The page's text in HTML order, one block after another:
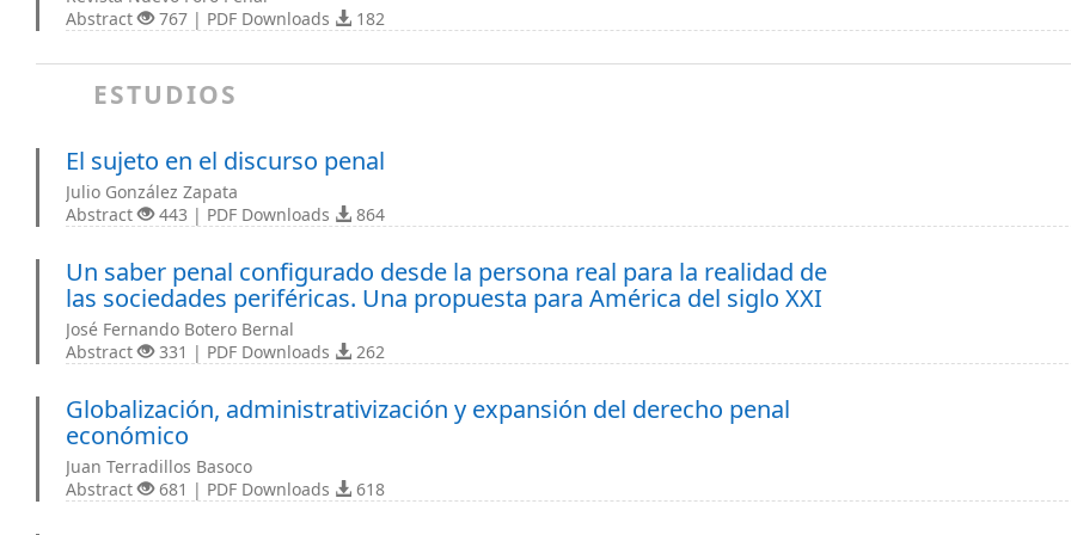
Abstract
767 | PDF Downloads 182
ESTUDIOS
El sujeto en el discurso penal
Julio González Zapata
Abstract
443 | PDF Downloads 864
Un saber penal configurado desde la persona real para la realidad de
las sociedades periféricas. Una propuesta para América del siglo XXI
José Fernando Botero Bernal
Abstract
331 | PDF Downloads 262
Globalización, administrativización y expansión del derecho penal
económico
Juan Terradillos Basoco
Abstract
681 | PDF Downloads 618